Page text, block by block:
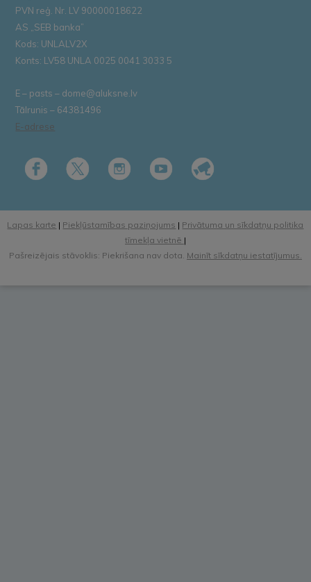
PVN reģ. Nr. LV 90000018622
AS „SEB banka”
Kods: UNLALV2X
Konts: LV58 UNLA 0025 0041 3033 5
E – pasts – dome@aluksne.lv
Tālrunis – 64381496
E-adrese
Lapas karte | Piekļūstamības paziņojums | Privātuma un sīkdatņu politika
tīmekļa vietnē |
Pašreizējais stāvoklis: Piekrišana nav dota. Mainīt sīkdatņu iestatījumus.